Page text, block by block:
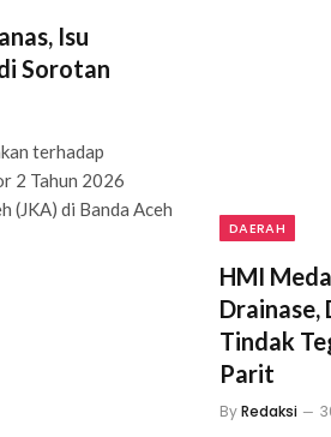
Isu
Sorotan
terhadap
2 Tahun 2026
(JKA) di Banda Aceh
DAERAH
HMI
Drainase,
Tindak
Parit
ByRedaksi